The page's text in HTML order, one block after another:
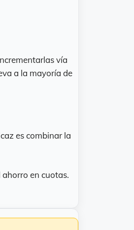
vía
a la mayoría de
es combinar la
ahorro en cuotas.